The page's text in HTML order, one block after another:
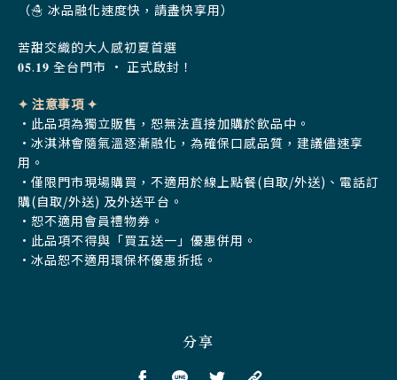
（☃︎ 冰品融化速度快，請盡快享用）
苦甜交織的大人感初夏首選
𝟎𝟓.𝟏𝟗 全台門市 • 正式啟封！
✦ 注意事項 ✦
•此品項為獨立販售，恕無法直接加購於飲品中。
•冰淇淋會隨氣溫逐漸融化，為確保口感品質，建議儘速享
用。
•僅限門市現場購買，不適用於線上點餐(自取/外送)、電話訂
購(自取/外送) 及外送平台。
•恕不適用會員禮物券。
•此品項不得與「買五送一」優惠併用。
•冰品恕不適用環保杯優惠折抵。
分享